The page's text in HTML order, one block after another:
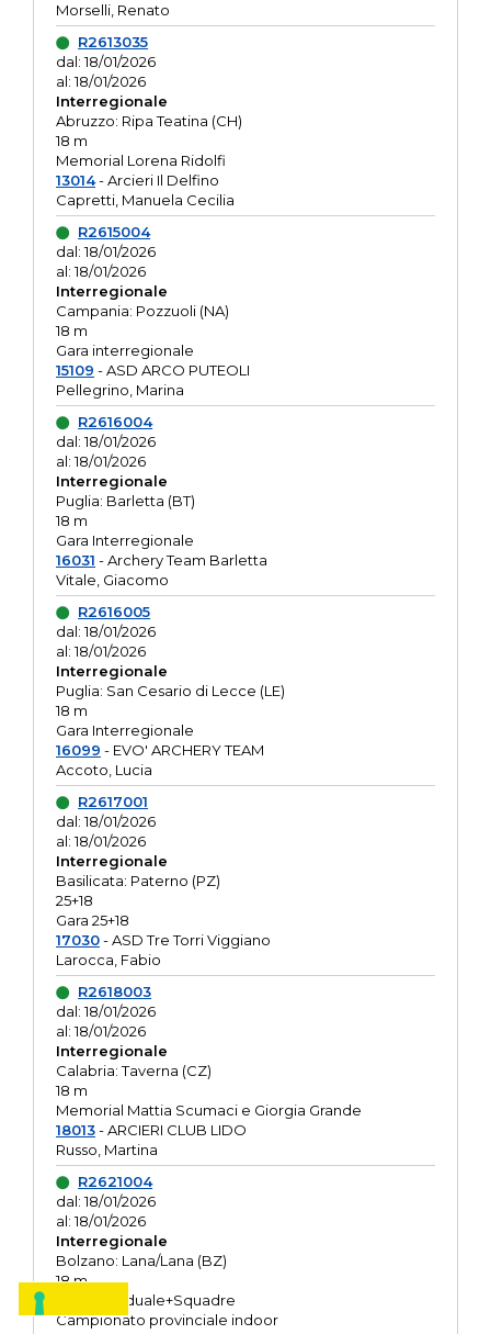
Morselli, Renato
R2613035
dal: 18/01/2026
al: 18/01/2026
Interregionale
Abruzzo: Ripa Teatina (CH)
18 m
Memorial Lorena Ridolfi
13014- Arcieri Il Delfino
Capretti, Manuela Cecilia
R2615004
dal: 18/01/2026
al: 18/01/2026
Interregionale
Campania: Pozzuoli (NA)
18 m
Gara interregionale
15109 - ASD ARCO PUTEOLI
Pellegrino, Marina
R2616004
dal: 18/01/2026
al: 18/01/2026
Interregionale
Puglia: Barletta (BT)
18 m
Gara Interregionale
16031 - Archery Team Barletta
Vitale, Giacomo
R2616005
dal: 18/01/2026
al: 18/01/2026
Interregionale
Puglia: San Cesario di Lecce (LE)
18 m
Gara Interregionale
16099 - EVO' ARCHERY TEAM
Accoto, Lucia
R2617001
dal: 18/01/2026
al: 18/01/2026
Interregionale
Basilicata: Paterno (PZ)
25+18
Gara 25+18
17030- ASD Tre Torri Viggiano
Larocca, Fabio
R2618003
dal: 18/01/2026
al: 18/01/2026
Interregionale
Calabria: Taverna (CZ)
18 m
Memorial Mattia Scumaci e Giorgia Grande
18013- ARCIERI CLUB LIDO
Russo, Martina
R2621004
dal: 18/01/2026
al: 18/01/2026
Interregionale
Bolzano: Lana/Lana (BZ)
18 m
O.R. Individuale+Squadre
Campionato provinciale indoor